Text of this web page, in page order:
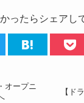
ったらシェアし
オープニ
【ド